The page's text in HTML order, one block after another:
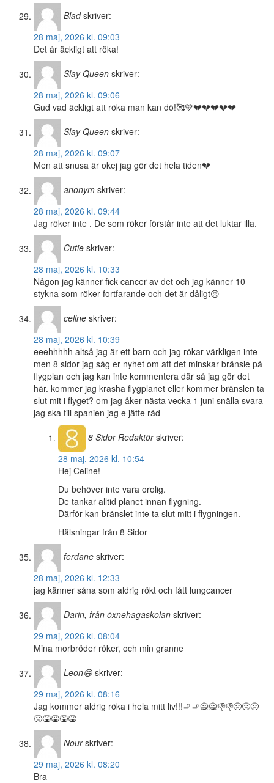
Blad skriver:
28 maj, 2026 kl. 09:03
Det är äckligt att röka!
Slay Queen skriver:
28 maj, 2026 kl. 09:06
Gud vad äckligt att röka man kan dö!🥰💚💔💔💔💔💔
Slay Queen skriver:
28 maj, 2026 kl. 09:07
Men att snusa är okej jag gör det hela tiden💔
anonym skriver:
28 maj, 2026 kl. 09:44
Jag röker inte . De som röker förstår inte att det luktar illa.
Cutie skriver:
28 maj, 2026 kl. 10:33
Någon jag känner fick cancer av det och jag känner 10
stykna som röker fortfarande och det är dåligt😠
celine skriver:
28 maj, 2026 kl. 10:39
eeehhhhh altså jag är ett barn och jag rökar värkligen inte
men 8 sidor jag såg er nyhet om att det minskar bränsle på
flygplan och jag kan inte kommentera där så jag gör det
här. kommer jag krasha flygplanet eller kommer bränslen ta
slut mit i flyget? om jag åker nästa vecka 1 juni snälla svara
jag ska till spanien jag e jätte räd
8 SidorRedaktör skriver:
28 maj, 2026 kl. 10:54
Hej Celine!
Du behöver inte vara orolig.
De tankar alltid planet innan flygning.
Därför kan bränslet inte ta slut mitt i flygningen.
Hälsningar från 8 Sidor
ferdane skriver:
28 maj, 2026 kl. 12:33
jag känner såna som aldrig rökt och fått lungcancer
Darin, från öxnehagaskolan skriver:
29 maj, 2026 kl. 08:04
Mina morbröder röker, och min granne
Leon😄 skriver:
29 maj, 2026 kl. 08:16
Jag kommer aldrig röka i hela mitt liv!!!🚬🚬🙅🙅👎👎🤢🤢🤢
🤢🤮🤮🤮🤮
Nour skriver:
29 maj, 2026 kl. 08:20
Bra